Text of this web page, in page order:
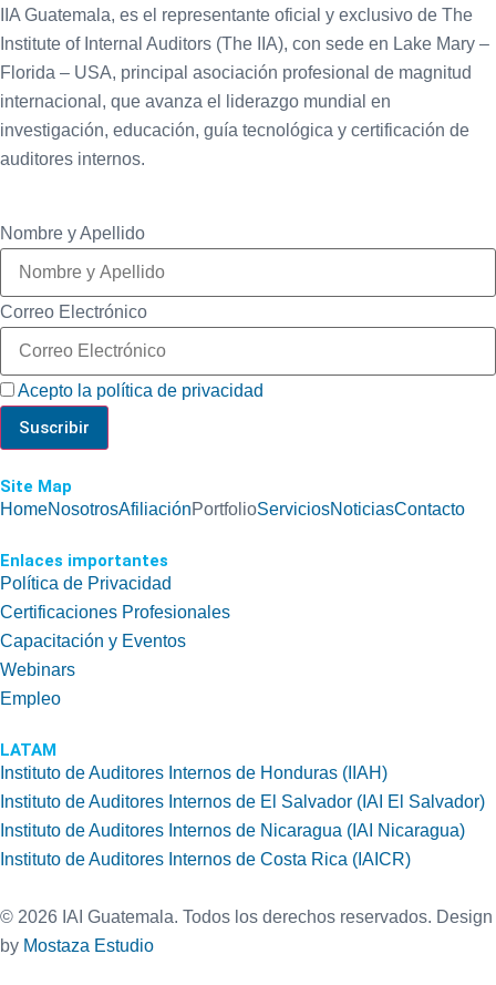
IIA Guatemala, es el representante oficial y exclusivo de The
Institute of Internal Auditors (The IIA), con sede en Lake Mary –
Florida – USA, principal asociación profesional de magnitud
internacional, que avanza el liderazgo mundial en
investigación, educación, guía tecnológica y certificación de
auditores internos.
Nombre y Apellido
Correo Electrónico
Acepto la política de privacidad
Site Map
HomeNosotrosAfiliaciónPortfolioServiciosNoticiasContacto
Enlaces importantes
Política de Privacidad
Certificaciones Profesionales
Capacitación y Eventos
Webinars
Empleo
LATAM
Instituto de Auditores Internos de Honduras (IIAH)
Instituto de Auditores Internos de El Salvador (IAI El Salvador)
Instituto de Auditores Internos de Nicaragua (IAI Nicaragua)
Instituto de Auditores Internos de Costa Rica (IAICR)
© 2026 IAI Guatemala. Todos los derechos reservados. Design
by Mostaza Estudio